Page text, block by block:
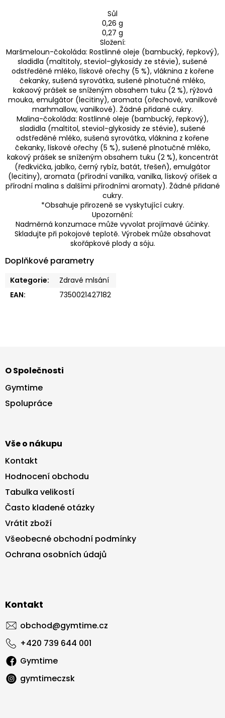
Sůl
0,26 g
0,27 g
Složení:
Maršmeloun-čokoláda: Rostlinné oleje (bambucký, řepkový),
sladidla (maltitoly, steviol-glykosidy ze stévie), sušené
odstředěné mléko, lískové ořechy (5 %), vláknina z kořene
čekanky, sušená syrovátka, sušené plnotučné mléko,
kakaový prášek se sníženým obsahem tuku (2 %), rýžová
mouka, emulgátor (lecitiny), aromata (ořechové, vanilkové
marhmallow, vanilkové). Žádné přidané cukry.
Malina-čokoláda: Rostlinné oleje (bambucký, řepkový),
sladidla (maltitol, steviol-glykosidy ze stévie), sušené
odstředěné mléko, sušená syrovátka, vláknina z kořene
čekanky, lískové ořechy (5 %), sušené plnotučné mléko,
kakový prášek se sníženým obsahem tuku (2 %), koncentrát
(ředkvička, jablko, černý rybíz, batát, třešeň), emulgátor
(lecitiny), aromata (přírodní vanilka, vanilka, lískový oříšek a
přírodní malina s dalšími přírodními aromaty). Žádné přidané
cukry.
*Obsahuje přirozeně se vyskytující cukry.
Upozornění:
Nadměrná konzumace může vyvolat projímavé účinky.
Skladujte při pokojové teplotě. Výrobek může obsahovat
skořápkové plody a sóju.
Doplňkové parametry
Kategorie:
Zdravé mlsání
EAN: 7350021427182
p
a
O Společnosti
Gymtime
Spolupráce
Vše o nákupu
Kontakt
Hodnocení obchodu
Tabulka velikostí
Často kladené otázky
Vrátit zboží
Všeobecné obchodní podmínky
Ochrana osobních údajů
Kontakt
obchod@gymtime.cz
+420 739 644 001
Gymtime
gymtimeczsk